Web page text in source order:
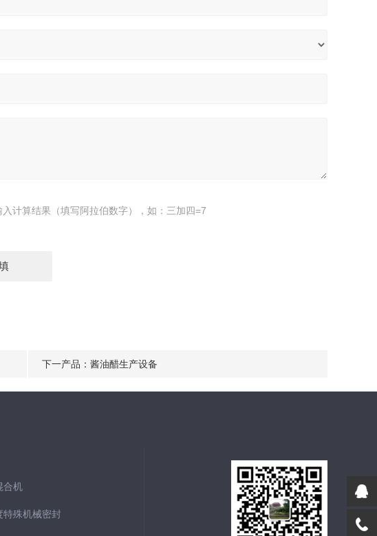
入计算结果（填写阿拉伯数字），如：三加四=7
下一产品： 酱油醋生产设备
合机
特殊机械密封